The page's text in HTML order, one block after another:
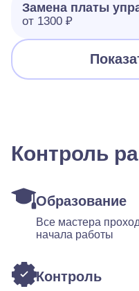
Замена платы
от 1300 ₽
Контроль
Образование
Все мастера
начала работы
Контроль